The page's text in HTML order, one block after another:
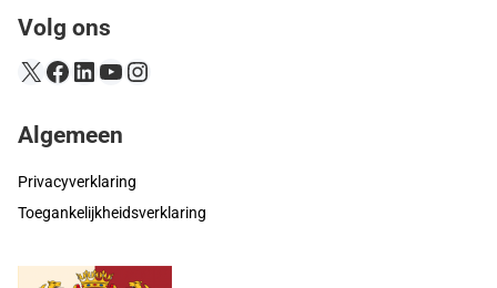
Volg ons
X Facebook
LinkedIn
YouTube
Instagram
Algemeen
Privacyverklaring
Toegankelijkheidsverklaring